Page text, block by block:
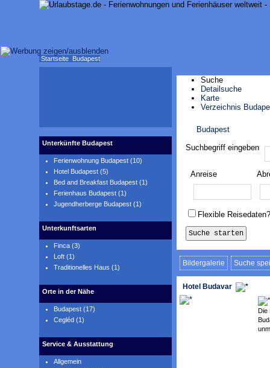
Startseite Budapest
Karte anzeigen
Unterkünfte Budapest
Ferienwohnung Budapest (10)
Hotel Budapest (5)
Bed and Breakfast Budapest (1)
Ferienhaus Budapest (1)
Jugendherberge Budapest (1)
Unterkunftsarten
Finca (3)
Loft (1)
Traditionelles Haus (1)
Orte in der Nähe
Budapest (17)
Cegléd (1)
Service & Ausstattung
Allgemein
Suche
Detailsuche
Karte
Verzeichnis
Budapest
Suchbegriff eingeben
Anreise
Flexible
Bildergalerie Suche
Hotel Budavar
Die